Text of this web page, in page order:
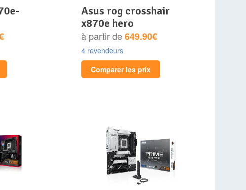
asus rog crosshair
x870e hero
à partir de649.90€
4 revendeurs
Comparer les prix